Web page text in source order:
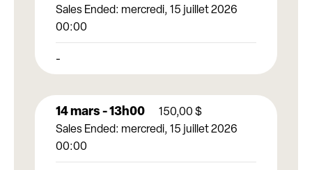
Sales Ended: mercredi, 15 juillet 2026
00:00
-
14 mars - 13h00 150,00$
Sales Ended: mercredi, 15 juillet 2026
00:00